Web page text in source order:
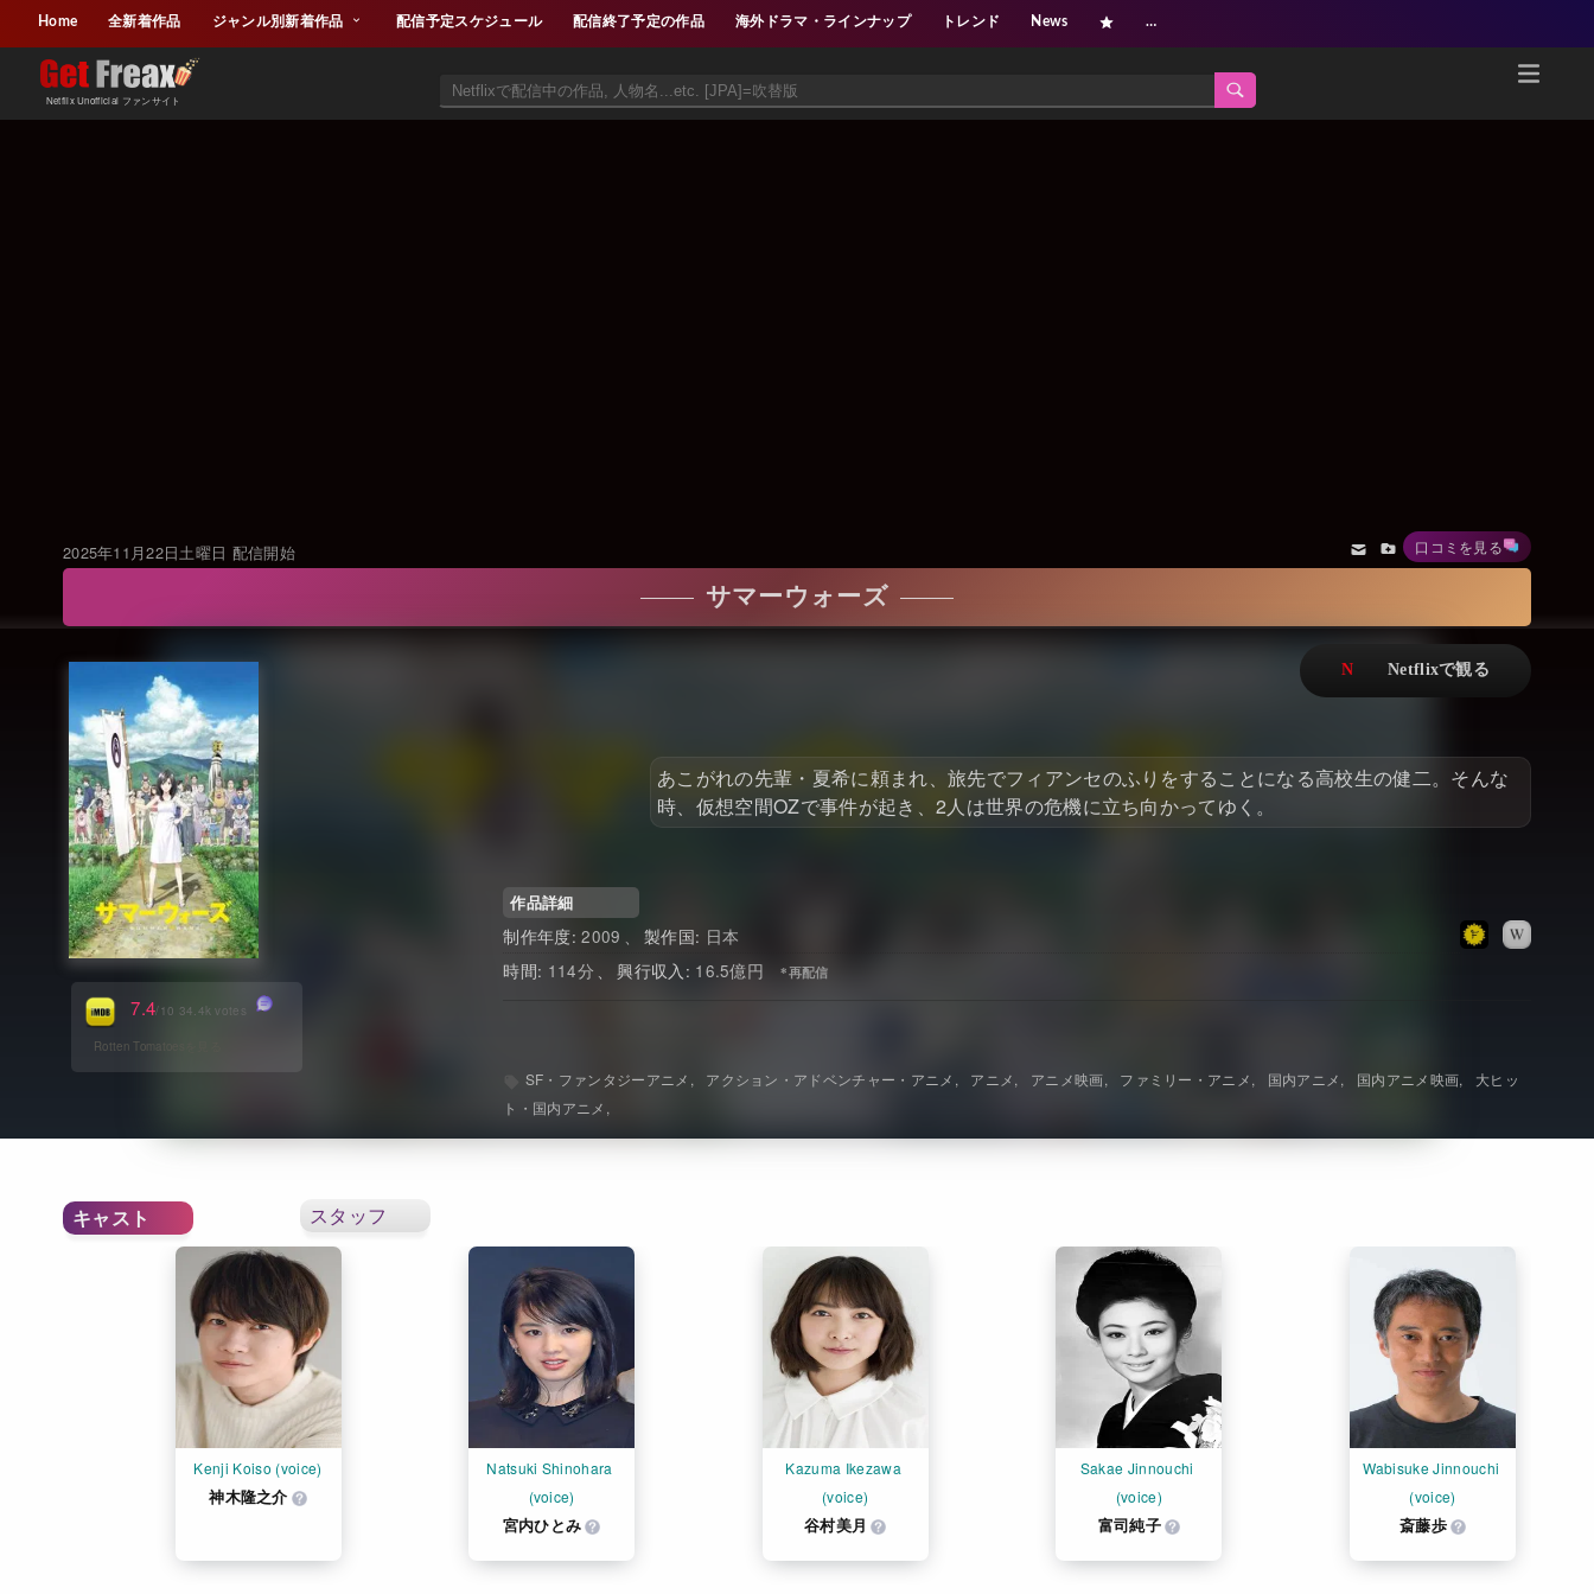
Home 全新着作品 ジャンル別新着作品 配信予定スケジュール 配信終了予定の作品 海外ドラマ・ラインナップ トレンド News …
Netflix Unofficial ファンサイト
Netflix新着作品
アジア映画
ドキュメンタリー
Netflixオリジナル作品
日本語吹替対応作品
その他の国のTV番組
Watchlistへ
Netflix Video
Netflix 吹替版作品
Netflix 高い評価の海外作品
みんなの作品レビュー
Get Freaxフォーラム
Netflixコース別料金プラン
閉じる
2025年11月22日土曜日 配信開始 口コミを見る
サマーウォーズ
あこがれの先輩・夏希に頼まれ、旅先でフィアンセのふりをすることになる高校生の健二。そんな
時、仮想空間OZで事件が起き、2人は世界の危機に立ち向かってゆく。
作品詳細
2009
日本
114
16.5億円
7.4/10 34.4k votes
スタッフ
キャスト
Kenji Koiso (voice)
神木隆之介
Natsuki Shinohara
(voice)
宮内ひとみ
Kazuma Ikezawa
(voice)
谷村美月
Sakae Jinnouchi
(voice)
富司純子
Wabisuke Jinnouchi
(voice)
斎藤歩
SF・ファンタジーアニメ アクション・アドベンチャー・アニメ アニメ アニメ映画 ファミリー・アニメ 国内アニメ 国内アニメ映画
大ヒッ
ト・国内アニメ